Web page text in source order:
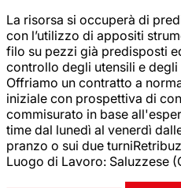
La risorsa si occuperà di
con l’utilizzo di appositi
filo su pezzi già predisposti
controllo degli utensili e
Offriamo un contratto a
iniziale con prospettiva di
commisurato in base
time dal lunedì al venerdì
pranzo o sui due
Luogo di Lavoro: Saluzzese